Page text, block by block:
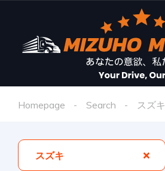
Homepage Search スズキ
スズキ